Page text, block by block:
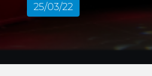
25/03/22